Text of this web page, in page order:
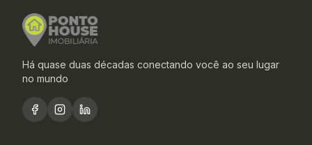
Há quase duas décadas conectando você ao seu lugar
no mundo